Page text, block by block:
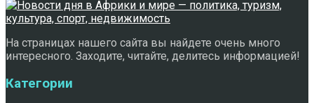
На страницах нашего сайта вы найдете очень много
интересного. Заходите, читайте, делитесь информацией!
Категории